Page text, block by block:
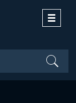
Toggle